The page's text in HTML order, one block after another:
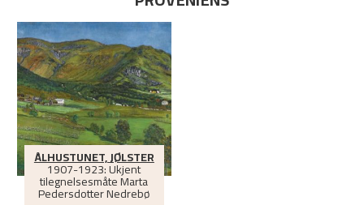
ÅLHUSTUNET, JØLSTER
1907-1923: Ukjent
tilegnelsesmåte Marta
Pedersdotter Nedrebø